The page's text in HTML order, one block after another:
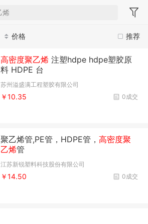
推荐
价格
高密度聚乙烯 注塑hdpe hdpe塑胶原
料 HDPE 台
苏州溢盛满工程塑胶有限公司
0成交
￥10.35
聚乙烯管,PE管，HDPE管，高密度聚
乙烯管
江苏新锐塑料科技股份有限公司
0成交
￥14.50